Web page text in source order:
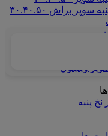
سوپر براش ۳۰.۴۰.۵۰
وینیلون
پنبه